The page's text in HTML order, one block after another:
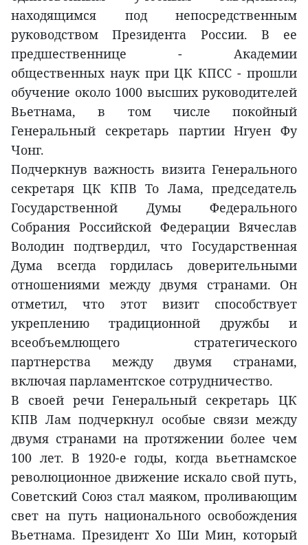
находящимся под непосредственным
руководством Президента России. В ее
предшественнице - Академии
общественных наук при ЦК КПСС - прошли
обучение около 1000 высших руководителей
Вьетнама, в том числе покойный
Генеральный секретарь партии Нгуен Фу
Чонг.
Подчеркнув важность визита Генерального
секретаря ЦК КПВ То Лама, председатель
Государственной Думы Федерального
Собрания Российской Федерации Вячеслав
Володин подтвердил, что Государственная
Дума всегда гордилась доверительными
отношениями между двумя странами. Он
отметил, что этот визит способствует
укреплению традиционной дружбы и
всеобъемлющего стратегического
партнерства между двумя странами,
включая парламентское сотрудничество.
В своей речи Генеральный секретарь ЦК
КПВ Лам подчеркнул особые связи между
двумя странами на протяжении более чем
100 лет. В 1920-е годы, когда вьетнамское
революционное движение искало свой путь,
Советский Союз стал маяком, проливающим
свет на путь национального освобождения
Вьетнама. Президент Хо Ши Мин, который